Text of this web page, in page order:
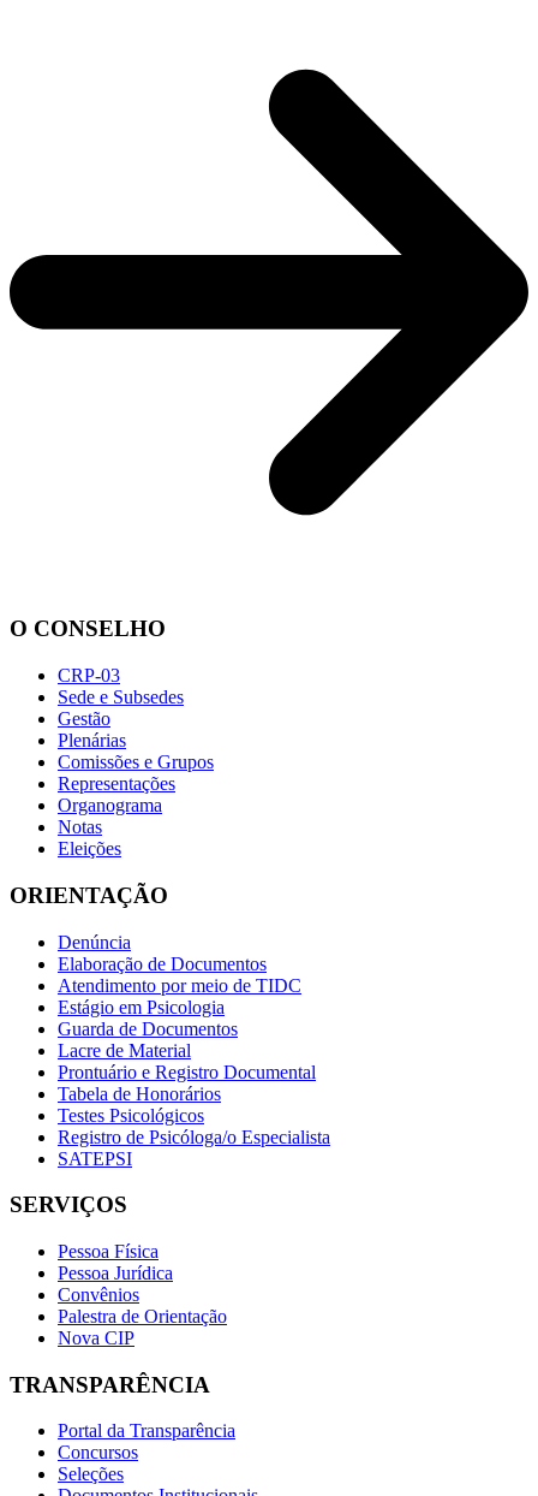
O CONSELHO
CRP-03
Sede e Subsedes
Gestão
Plenárias
Comissões e Grupos
Representações
Organograma
Notas
Eleições
ORIENTAÇÃO
Denúncia
Elaboração de Documentos
Atendimento por meio de TIDC
Estágio em Psicologia
Guarda de Documentos
Lacre de Material
Prontuário e Registro Documental
Tabela de Honorários
Testes Psicológicos
Registro de Psicóloga/o Especialista
SATEPSI
SERVIÇOS
Pessoa Física
Pessoa Jurídica
Convênios
Palestra de Orientação
Nova CIP
TRANSPARÊNCIA
Portal da Transparência
Concursos
Seleções